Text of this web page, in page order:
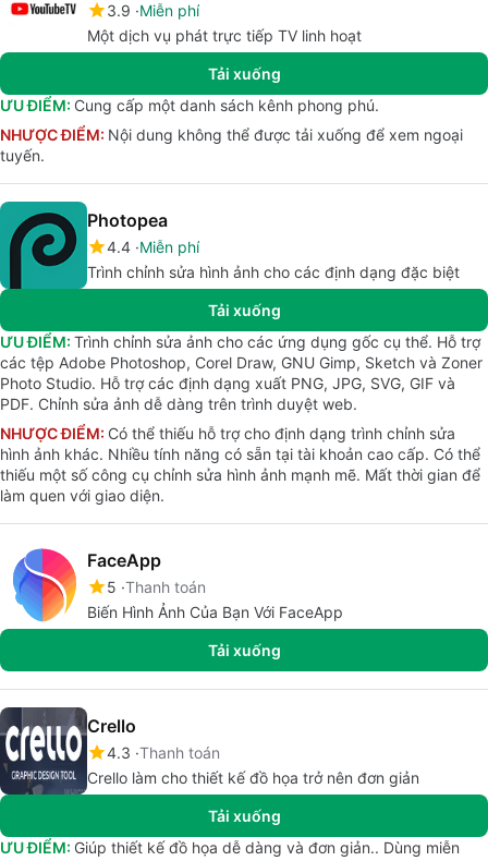
3.9 Miễn phí
Một dịch vụ phát trực tiếp TV linh hoạt
Tải xuống
ƯU ĐIỂM: Cung cấp một danh sách kênh phong phú.
NHƯỢC ĐIỂM: Nội dung không thể được tải xuống để xem ngoại
tuyến.
Photopea
4.4 Miễn phí
Trình chỉnh sửa hình ảnh cho các định dạng đặc biệt
Tải xuống
ƯU ĐIỂM: Trình chỉnh sửa ảnh cho các ứng dụng gốc cụ thể. Hỗ trợ
các tệp Adobe Photoshop, Corel Draw, GNU Gimp, Sketch và Zoner
Photo Studio. Hỗ trợ các định dạng xuất PNG, JPG, SVG, GIF và
PDF. Chỉnh sửa ảnh dễ dàng trên trình duyệt web.
NHƯỢC ĐIỂM: Có thể thiếu hỗ trợ cho định dạng trình chỉnh sửa
hình ảnh khác. Nhiều tính năng có sẵn tại tài khoản cao cấp. Có thể
thiếu một số công cụ chỉnh sửa hình ảnh mạnh mẽ. Mất thời gian để
làm quen với giao diện.
FaceApp
5 Thanh toán
Biến Hình Ảnh Của Bạn Với FaceApp
Tải xuống
Crello
4.3 Thanh toán
Crello làm cho thiết kế đồ họa trở nên đơn giản
Tải xuống
ƯU ĐIỂM: Giúp thiết kế đồ họa dễ dàng và đơn giản.. Dùng miễn